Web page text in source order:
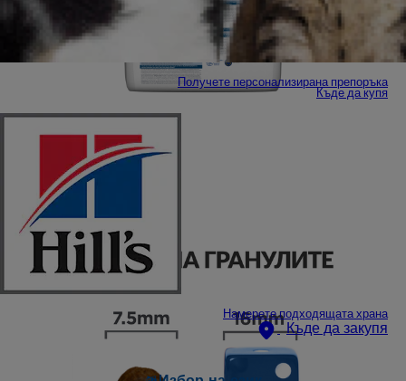
Получете персонализирана препоръка
Къде да купя
Намерете подходящата храна
Къде да закупя